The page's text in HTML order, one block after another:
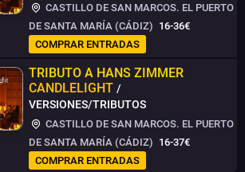
CASTILLO DE SAN MARCOS. EL PUERTO
DE SANTA MARÍA (CÁDIZ) 16-36€
COMPRAR ENTRADAS
TRIBUTO A HANS ZIMMER
CANDLELIGHT /
VERSIONES/TRIBUTOS
CASTILLO DE SAN MARCOS. EL PUERTO
DE SANTA MARÍA (CÁDIZ) 16-37€
COMPRAR ENTRADAS